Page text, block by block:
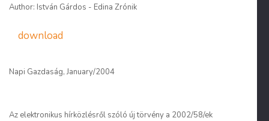
Author: István Gárdos - Edina Zrónik
download
Napi Gazdaság, January/2004
Az elektronikus hírközlésről szóló új törvény a 2002/58/ek